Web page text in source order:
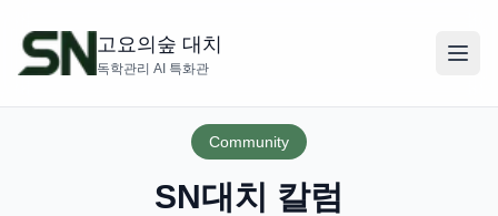
고요의숲 대치
독학관리 AI 특화관
Community
SN대치 칼럼